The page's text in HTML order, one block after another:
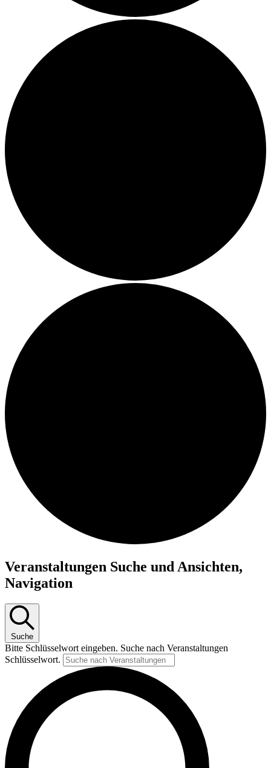
Veranstaltungen
für
21.
Juni
2026
Veranstaltungen Suche und Ansichten,
Navigation
Suche
Bitte Schlüsselwort eingeben. Suche nach Veranstaltungen
Schlüsselwort.